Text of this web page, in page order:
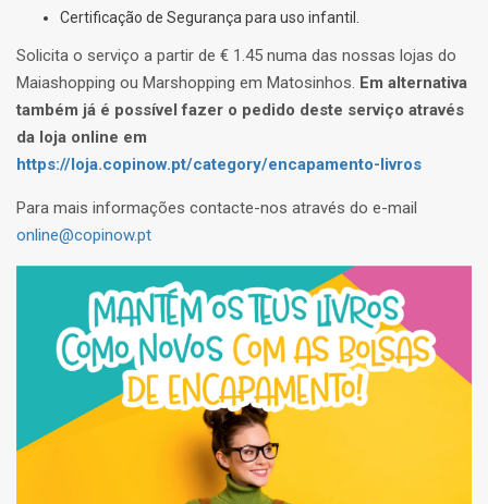
Certificação de Segurança para uso infantil.
Solicita o serviço a partir de € 1.45 numa das nossas lojas do
Maiashopping ou Marshopping em Matosinhos. Em alternativa
também já é possível fazer o pedido deste serviço através
da loja online em
https://loja.copinow.pt/category/encapamento-livros
Para mais informações contacte-nos através do e-mail
online@copinow.pt